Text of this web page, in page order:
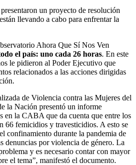
un proyecto de resolución
llevando a cabo para enfrentar la
Ahora Que Sí Nos Ven
el país: uno cada 26 horas. En este
le pidieron al Poder Ejecutivo que
relacionados a las acciones dirigidas
de Violencia contra las Mujeres del
la Nación presentó un informe
en la CABA que da cuenta que entre los
66 femicidios y travesticidios. A esto se
confinamiento durante la pandemia de
denuncias por violencia de género. La
y es necesario contar con mayor
el tema”, manifestó el documento.